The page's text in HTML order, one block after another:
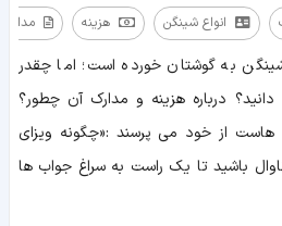
انواع شینگن هزینه
مدارک
به گوشتان خورده است؛ اما چقدر
دانید؟ درباره هزینه و مدارک آن چطور؟
هاست از خود می پرسند :«چگونه ویزای
باشید تا یک راست به سراغ جواب ها